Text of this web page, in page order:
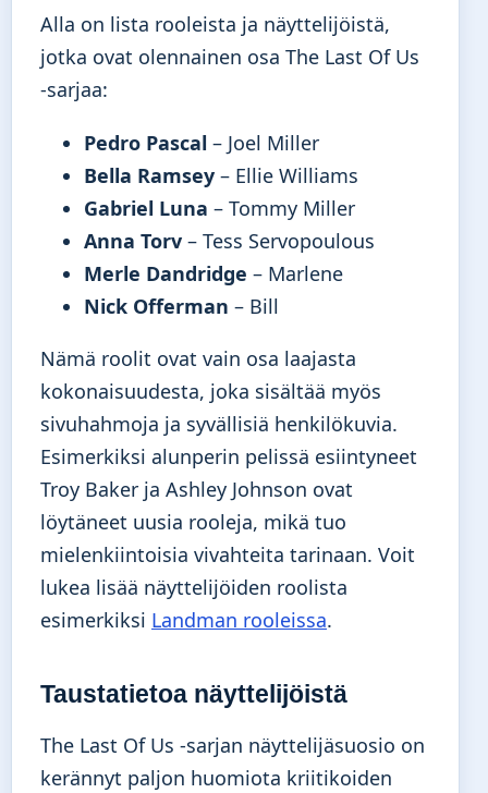
Alla on lista rooleista ja näyttelijöistä,
jotka ovat olennainen osa The Last Of Us
-sarjaa:
Pedro Pascal – Joel Miller
Bella Ramsey – Ellie Williams
Gabriel Luna – Tommy Miller
Anna Torv – Tess Servopoulous
Merle Dandridge – Marlene
Nick Offerman – Bill
Nämä roolit ovat vain osa laajasta
kokonaisuudesta, joka sisältää myös
sivuhahmoja ja syvällisiä henkilökuvia.
Esimerkiksi alunperin pelissä esiintyneet
Troy Baker ja Ashley Johnson ovat
löytäneet uusia rooleja, mikä tuo
mielenkiintoisia vivahteita tarinaan. Voit
lukea lisää näyttelijöiden roolista
esimerkiksi Landman rooleissa.
Taustatietoa näyttelijöistä
The Last Of Us -sarjan näyttelijäsuosio on
kerännyt paljon huomiota kriitikoiden